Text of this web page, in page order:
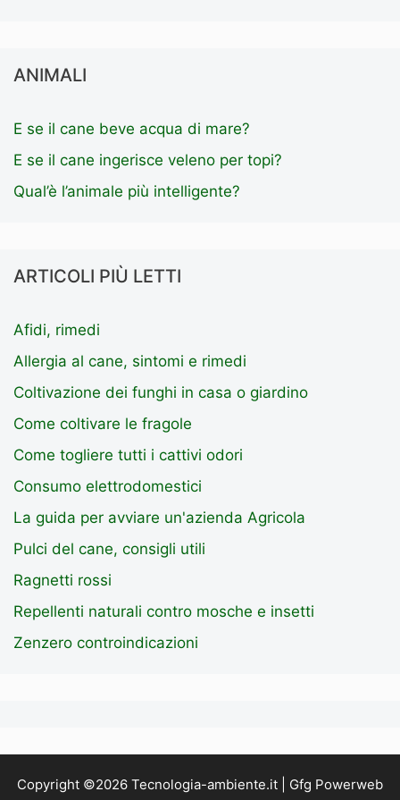
ANIMALI
E se il cane beve acqua di mare?
E se il cane ingerisce veleno per topi?
Qual’è l’animale più intelligente?
ARTICOLI PIÙ LETTI
Afidi, rimedi
Allergia al cane, sintomi e rimedi
Coltivazione dei funghi in casa o giardino
Come coltivare le fragole
Come togliere tutti i cattivi odori
Consumo elettrodomestici
La guida per avviare un'azienda Agricola
Pulci del cane, consigli utili
Ragnetti rossi
Repellenti naturali contro mosche e insetti
Zenzero controindicazioni
Copyright ©2026 Tecnologia-ambiente.it | Gfg Powerweb